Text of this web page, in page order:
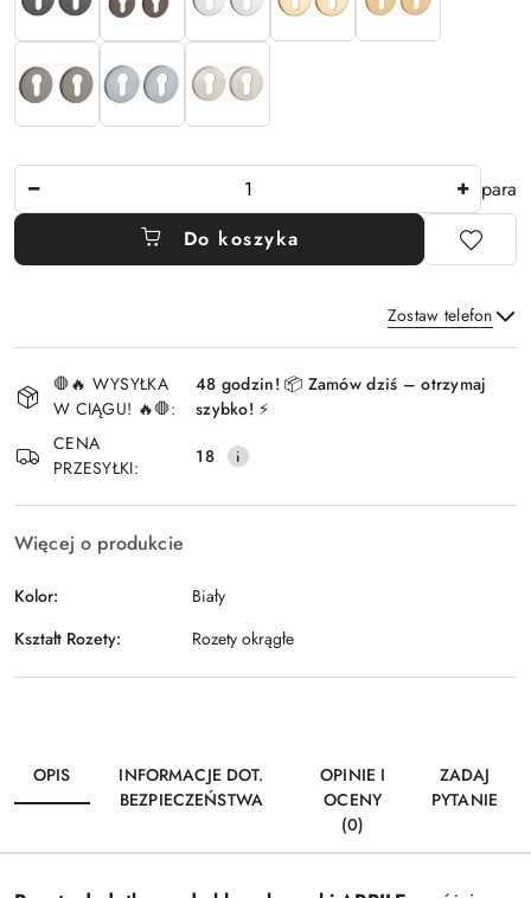
para
Do koszyka
Zostaw telefon
Wyślij
i
dostawa
🛑🔥 WYSYŁKA
W CIĄGU! 🔥🛑:
48 godzin! 📦 Zamów dziś – otrzymaj
szybko! ⚡
CENA
PRZESYŁKI:
18
Więcej o produkcie
Kolor:
Biały
Kształt Rozety:
Rozety okrągłe
OPIS
INFORMACJE DOT.
BEZPIECZEŃSTWA
OPINIE I
OCENY
(0)
ZADAJ
PYTANIE